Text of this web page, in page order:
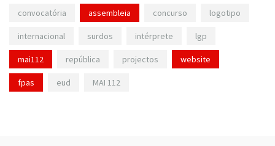
convocatória assembleia concurso logotipo
internacional surdos intérprete lgp
mai112 república projectos website
fpas eud MAI 112